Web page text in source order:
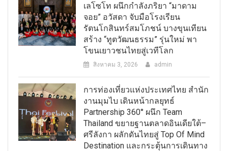
เลโซโท ผนึกกำลังภริยา “มาดาม
จอย” อวัสดา จับมือโรงเรียน
รัตนโกสินทร์สมโภชน์ บางขุนเทียน
สร้าง “ทูตวัฒนธรรม” รุ่นใหม่ พา
โขนเยาวชนไทยสู่เวทีโลก
สิงหาคม 3, 2026 admin
การท่องเที่ยวแห่งประเทศไทย สำนัก
งานมุมไบ เดินหน้ากลยุทธ์
Partnership 360° ผนึก Team
Thailand ขยายฐานตลาดอินเดียใต้–
ศรีลังกา ผลักดันไทยสู่ Top Of Mind
Destination และกระตุ้นการเดินทาง